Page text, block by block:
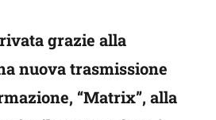
grazie alla
nuova trasmissione
“Matrix”, alla